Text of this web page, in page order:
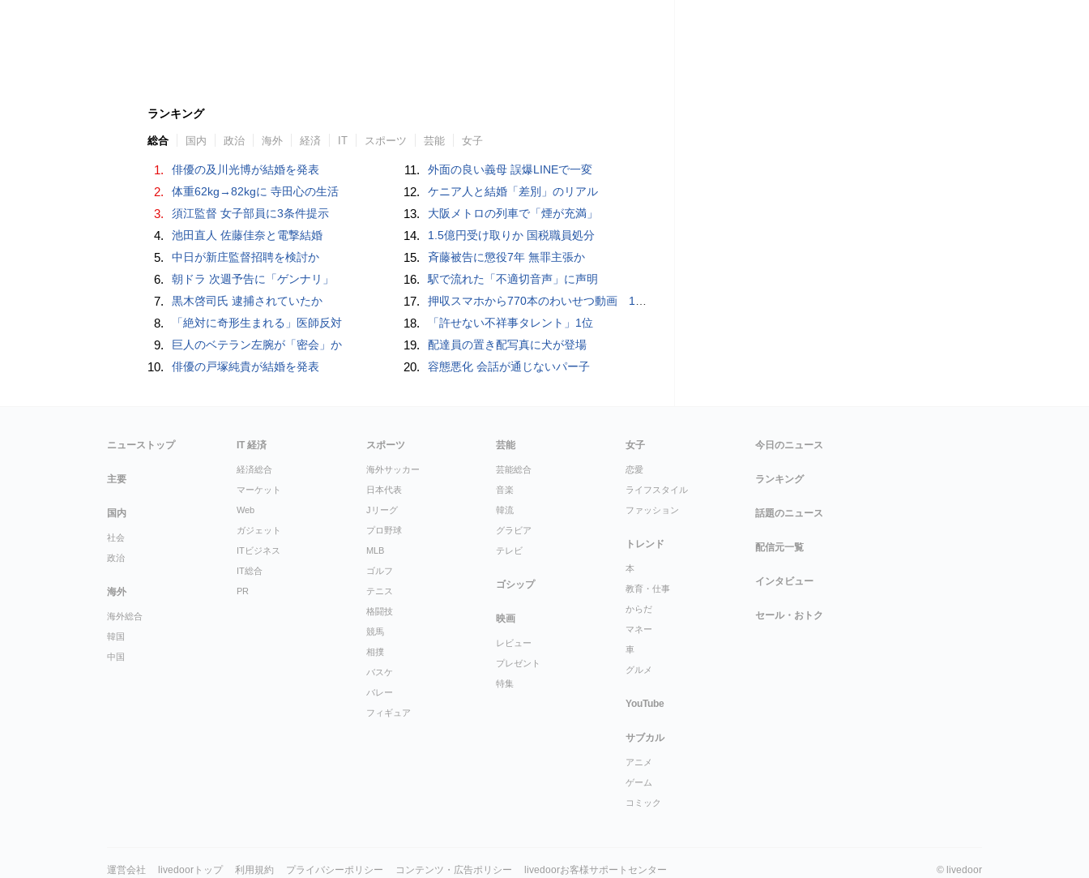
ランキング
総合 国内 政治 海外 経済 IT スポーツ 芸能 女子
1. 俳優の及川光博が結婚を発表
2. 体重62kg→82kgに 寺田心の生活
3. 須江監督 女子部員に3条件提示
4. 池田直人 佐藤佳奈と電撃結婚
5. 中日が新庄監督招聘を検討か
6. 朝ドラ 次週予告に「ゲンナリ」
7. 黒木啓司氏 逮捕されていたか
8. 「絶対に奇形生まれる」医師反対
9. 巨人のベテラン左腕が「密会」か
10. 俳優の戸塚純貴が結婚を発表
11. 外面の良い義母 誤爆LINEで一変
12. ケニア人と結婚「差別」のリアル
13. 大阪メトロの列車で「煙が充満」
14. 1.5億円受け取りか 国税職員処分
15. 斉藤被告に懲役7年 無罪主張か
16. 駅で流れた「不適切音声」に声明
17. 押収スマホから770本のわいせつ動画 15歳少女に酒と薬飲ませ性的暴行か 54歳男を再逮捕 「薬もありますよ」とSNSで誘い出し
18. 「許せない不祥事タレント」1位
19. 配達員の置き配写真に犬が登場
20. 容態悪化 会話が通じないパー子
ニューストップ
主要
国内
社会
政治
海外
海外総合
韓国
中国
IT 経済
経済総合
マーケット
Web
ガジェット
ITビジネス
IT総合
PR
スポーツ
海外サッカー
日本代表
Jリーグ
プロ野球
MLB
ゴルフ
テニス
格闘技
競馬
相撲
バスケ
バレー
フィギュア
芸能
芸能総合
音楽
韓流
グラビア
テレビ
ゴシップ
映画
レビュー
プレゼント
特集
女子
恋愛
ライフスタイル
ファッション
トレンド
本
教育・仕事
からだ
マネー
車
グルメ
YouTube
サブカル
アニメ
ゲーム
コミック
今日のニュース
ランキング
話題のニュース
配信元一覧
インタビュー
セール・おトク
運営会社 livedoorトップ 利用規約 プライバシーポリシー コンテンツ・広告ポリシー livedoorお客様サポートセンター © livedoor